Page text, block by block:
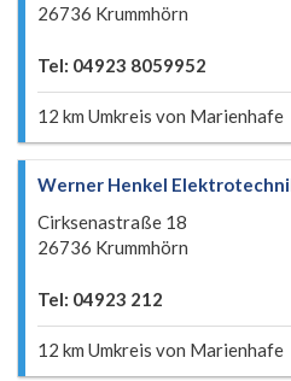
26736 Krummhörn
Tel: 04923 8059952
12 km Umkreis von Marienhafe
Werner Henkel
Cirksenastraße 18
26736 Krummhörn
Tel: 04923 212
12 km Umkreis von Marienhafe